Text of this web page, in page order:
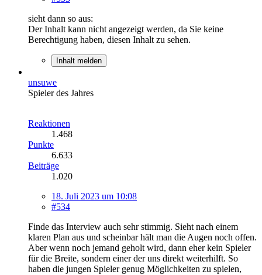
sieht dann so aus:
Der Inhalt kann nicht angezeigt werden, da Sie keine
Berechtigung haben, diesen Inhalt zu sehen.
Inhalt melden
unsuwe
Spieler des Jahres
Reaktionen
1.468
Punkte
6.633
Beiträge
1.020
18. Juli 2023 um 10:08
#534
Finde das Interview auch sehr stimmig. Sieht nach einem
klaren Plan aus und scheinbar hält man die Augen noch offen.
Aber wenn noch jemand geholt wird, dann eher kein Spieler
für die Breite, sondern einer der uns direkt weiterhilft. So
haben die jungen Spieler genug Möglichkeiten zu spielen,